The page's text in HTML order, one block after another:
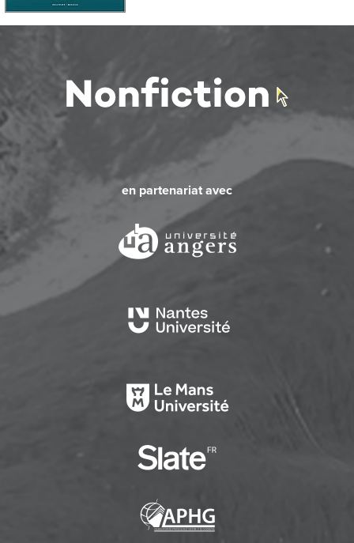
en partenariat avec